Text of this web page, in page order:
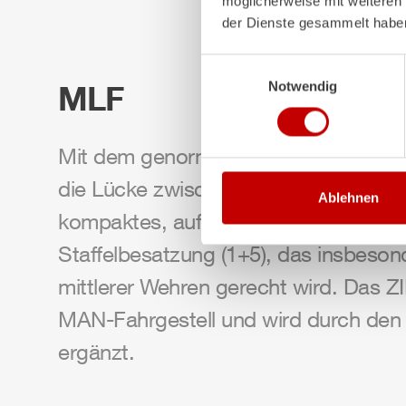
der Dienste gesammelt
Notwendig
Ablehnen
MLF
Mit dem genormten Mittleren
die Lücke zwischen TSF‑W und LF
kompaktes, auf die
Staffelbesatzung (1+5), das
mittlerer Wehren gerecht wird. Das
MAN-Fahrgestell und wird durch
ergänzt.